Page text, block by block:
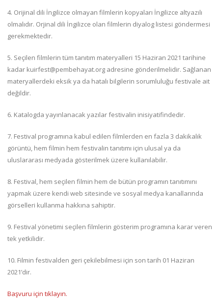
4. Orijinal dili İngilizce olmayan filmlerin kopyaları İngilizce altyazılı
olmalıdır. Orjinal dili İngilizce olan filmlerin diyalog listesi göndermesi
gerekmektedir.
5. Seçilen filmlerin tüm tanıtım materyalleri 15 Haziran 2021 tarihine
kadar kuirfest@pembehayat.org adresine gönderilmelidir. Sağlanan
materyallerdeki eksik ya da hatalı bilgilerin sorumluluğu festivale ait
değildir.
6. Katalogda yayınlanacak yazılar festivalin inisiyatifindedir.
7. Festival programına kabul edilen filmlerden en fazla 3 dakikalık
görüntü, hem filmin hem festivalin tanıtımı için ulusal ya da
uluslararası medyada gösterilmek üzere kullanılabilir.
8. Festival, hem seçilen filmin hem de bütün programın tanıtımını
yapmak üzere kendi web sitesinde ve sosyal medya kanallarında
görselleri kullanma hakkına sahiptir.
9. Festival yönetimi seçilen filmlerin gösterim programına karar veren
tek yetkilidir.
10. Filmin festivalden geri çekilebilmesi için son tarih 01 Haziran
2021’dir.
Başvuru için tıklayın.